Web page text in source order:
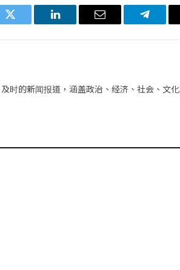
Twitter LinkedIn 电
时的新闻报道，涵盖政治、经济、社会、文